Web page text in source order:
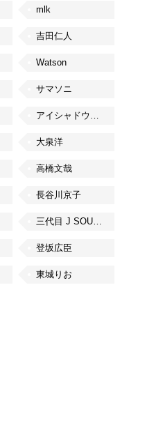
mlk
吉田仁人
Watson
サマソニ
アイシャドウベース
大泉洋
高橋文哉
長谷川京子
三代目 J SOUL BROTHERS from EXILE TRIBE
登坂広臣
東城りお